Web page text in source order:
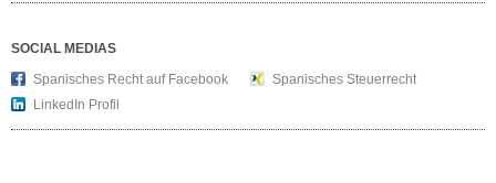
SOCIAL MEDIAS
Spanisches Recht auf Facebook
Spanisches Steuerrecht
LinkedIn Profil